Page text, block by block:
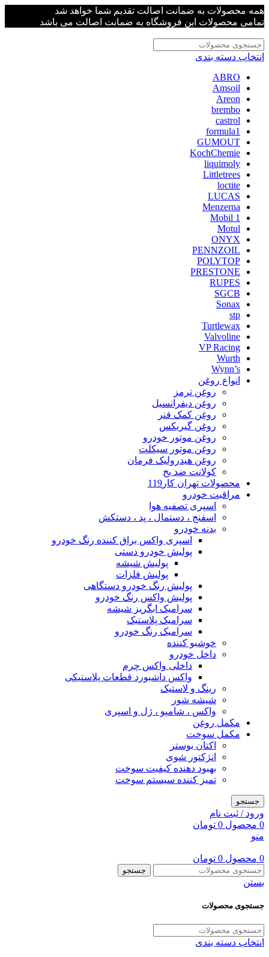
همه محصولات به ضمانت اصالت تقدیم شما خواهد شد
تمامی محصولات این فروشگاه به ضمانت اصالت می باشد
انتخاب دسته بندی
ABRO
Amsoil
Areon
brembo
castrol
formula1
GUMOUT
KochChemie
liquimoly
Littletrees
loctite
LUCAS
Menzerna
Mobil 1
Motul
ONYX
PENNZOIL
POLYTOP
PRESTONE
RUPES
SGCB
Sonax
stp
Turtlewax
Valvoline
VP Racing
Wurth
Wynn’s
انواع روغن
روغن ترمز
روغن دیفرانسیل
روغن کمک فنر
روغن گیربکس
روغن موتور خودرو
روغن موتور سیکلت
روغن هیدرولیک فرمان
کولانت ضد یخ
محصولات تهران کار119
مراقبت خودرو
اسپری تصفیه هوا
اسفنج ، دستمال ، پد ، دستکش
بدنه خودرو
اسپری واکس براق کننده رنگ خودرو
پولیش خودرو دستی
پولیش شیشه
پولیش فلزات
پولیش رنگ خودرو دستگاهی
پولیش واکس رنگ خودرو
سرامیک ابگریز شیشه
سرامیک پلاستیک
سرامیک رنگ خودرو
خوشبو کننده
داخل خودرو
داخلی واکس چرم
واکس داشبورد قطعات پلاستیکی
رینگ و لاستیک
شیشه شور
واکس ، شامپو ، ژل و اسپری
مکمل روغن
مکمل سوخت
اکتان بوستر
انژکتور شوی
بهبود دهنده کیفیت سوخت
تمیز کننده سیستم سوخت
جستجو
ورود / ثبت نام
0 محصول 0 تومان
منو
0 محصول 0 تومان
جستجو
بستن
جستجوی محصولات
انتخاب دسته بندی